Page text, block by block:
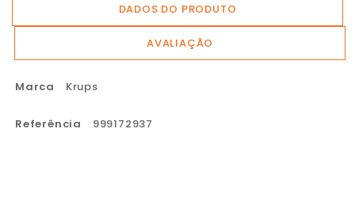
DADOS DO PRODUTO
AVALIAÇÃO
Marca Krups
Referência 999172937